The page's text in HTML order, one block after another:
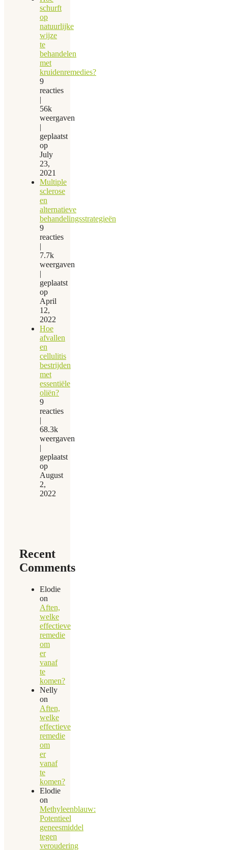
schurft
op
natuurlijke
wijze
te
behandelen
met
kruidenremedies?
9
reacties
|
56k
weergaven
|
geplaatst
op
July
23,
2021
Multiple
sclerose
en
alternatieve
behandelingsstrategieën
9
reacties
|
7.7k
weergaven
|
geplaatst
op
April
12,
2022
Hoe
afvallen
en
cellulitis
bestrijden
met
essentiële
oliën?
9
reacties
|
68.3k
weergaven
|
geplaatst
op
August
2,
2022
Recent
Comments
Elodie
on
Aften,
welke
effectieve
remedie
om
er
vanaf
te
komen?
Nelly
on
Aften,
welke
effectieve
remedie
om
er
vanaf
te
komen?
Elodie
on
Methyleenblauw:
Potentieel
geneesmiddel
tegen
veroudering